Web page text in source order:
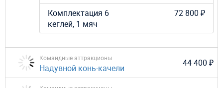
Комплектация 6
кеглей, 1 мяч
72 800 ₽
Командные аттракционы
Надувной конь-качели 44 400 ₽